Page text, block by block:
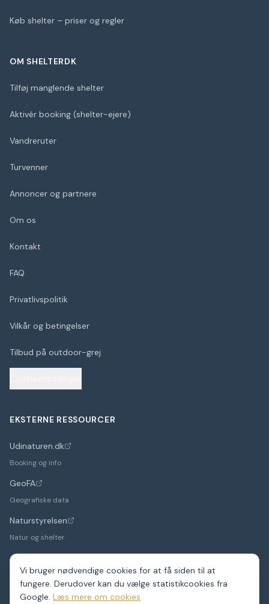
Vi bruger nødvendige cookies for at få siden til at
fungere. Derudover kan du vælge statistikcookies fra
Google. Læs mere om cookies
Køb shelter – priser og regler
OM SHELTERDK
Tilføj manglende shelter
Aktivér booking (shelter-ejere)
Vandreruter
Turvenner
Annoncer og partnere
Om os
Kontakt
FAQ
Privatlivspolitik
Vilkår og betingelser
Tilbud på outdoor-grej
EKSTERNE RESSOURCER
Udinaturen.dk
(åbner i nyt faneblad)
Booking og info
GeoFA
(åbner i nyt faneblad)
Geografiske data
Naturstyrelsen
(åbner i nyt faneblad)
Natur og shelter
2026ShelterDK. Et hobbyprojekt – data fra GeoFA og andre